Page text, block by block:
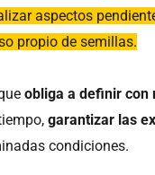
aspectos
propio de semillas.
obliga a definir con
garantizar las
condiciones.